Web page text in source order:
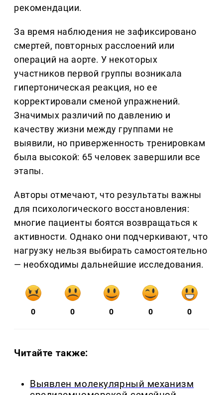
рекомендации.
За время наблюдения не зафиксировано
смертей, повторных расслоений или
операций на аорте. У некоторых
участников первой группы возникала
гипертоническая реакция, но ее
корректировали сменой упражнений.
Значимых различий по давлению и
качеству жизни между группами не
выявили, но приверженность тренировкам
была высокой: 65 человек завершили все
этапы.
Авторы отмечают, что результаты важны
для психологического восстановления:
многие пациенты боятся возвращаться к
активности. Однако они подчеркивают, что
нагрузку нельзя выбирать самостоятельно
— необходимы дальнейшие исследования.
0 0 0 0 0
Читайте также:
Выявлен молекулярный механизм